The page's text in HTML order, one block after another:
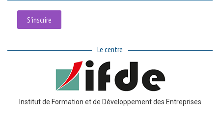
S'inscrire
Le centre
Institut de Formation et de Développement des Entreprises